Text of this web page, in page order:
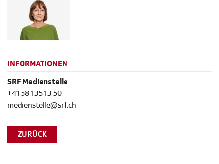
INFORMATIONEN
SRF Medienstelle
+41 58 135 13 50
medienstelle@srf.ch
ZURÜCK